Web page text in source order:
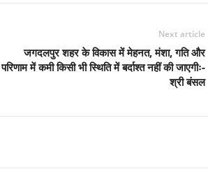
Next article
जगदलपुर शहर के विकास में मेहनत, मंशा, गति और
परिणाम में कमी किसी भी स्थिति में बर्दाश्त नहीं की जाएगीः-
श्री बंसल